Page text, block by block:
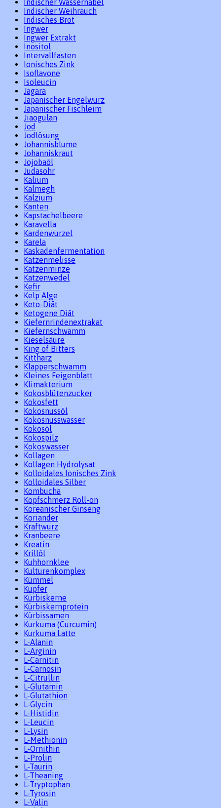
Indischer Wassernabel
Indischer Weihrauch
Indisches Brot
Ingwer
Ingwer Extrakt
Inositol
Intervallfasten
Ionisches Zink
Isoflavone
Isoleucin
Jagara
Japanischer Engelwurz
Japanischer Fischleim
Jiaogulan
Jod
Jodlösung
Johannisblume
Johanniskraut
Jojobaöl
Judasohr
Kalium
Kalmegh
Kalzium
Kanten
Kapstachelbeere
Karavella
Kardenwurzel
Karela
Kaskadenfermentation
Katzenmelisse
Katzenminze
Katzenwedel
Kefir
Kelp Alge
Keto-Diät
Ketogene Diät
Kiefernrindenextrakat
Kiefernschwamm
Kieselsäure
King of Bitters
Kittharz
Klapperschwamm
Kleines Feigenblatt
Klimakterium
Kokosblütenzucker
Kokosfett
Kokosnussöl
Kokosnusswasser
Kokosöl
Kokospilz
Kokoswasser
Kollagen
Kollagen Hydrolysat
Kolloidales Ionisches Zink
Kolloidales Silber
Kombucha
Kopfschmerz Roll-on
Koreanischer Ginseng
Koriander
Kraftwurz
Kranbeere
Kreatin
Krillöl
Kuhhornklee
Kulturenkomplex
Kümmel
Kupfer
Kürbiskerne
Kürbiskernprotein
Kürbissamen
Kurkuma (Curcumin)
Kurkuma Latte
L-Alanin
L-Arginin
L-Carnitin
L-Carnosin
L-Citrullin
L-Glutamin
L-Glutathion
L-Glycin
L-Histidin
L-Leucin
L-Lysin
L-Methionin
L-Ornithin
L-Prolin
L-Taurin
L-Theaning
L-Tryptophan
L-Tyrosin
L-Valin